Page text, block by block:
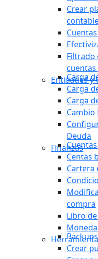
Crear
Filtrado
Entidades y
Carga
Carga
Carga
Cambio
Deuda
Finanzas
Centas
Cartera
compra
Libro
Backups
Crear